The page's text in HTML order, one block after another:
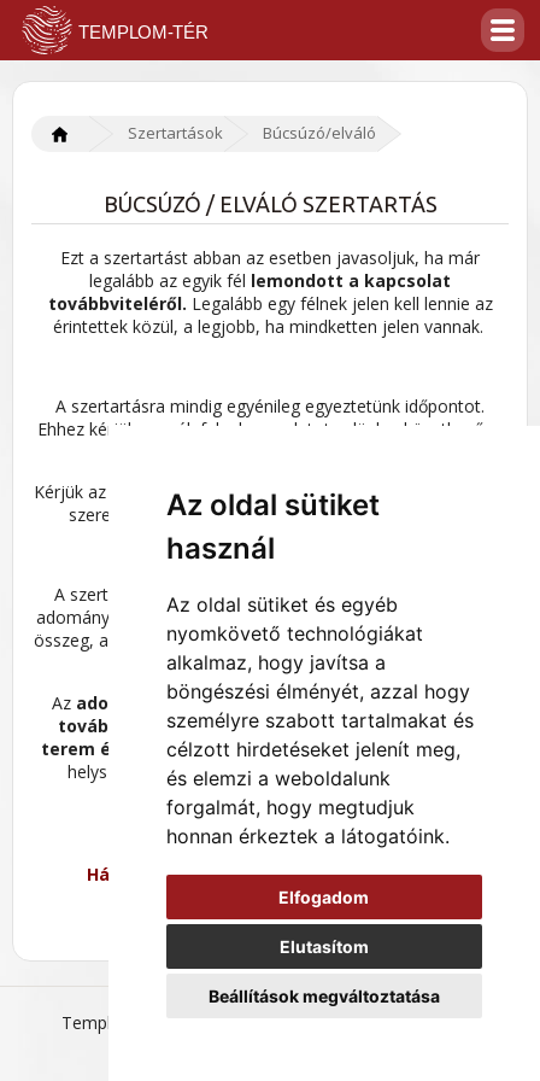
Az oldal sütiket
használ
Az oldal sütiket és egyéb
nyomkövető technológiákat
alkalmaz, hogy javítsa a
böngészési élményét, azzal hogy
személyre szabott tartalmakat és
célzott hirdetéseket jelenít meg,
és elemzi a weboldalunk
forgalmát, hogy megtudjuk
honnan érkeztek a látogatóink.
Elfogadom
Elutasítom
Beállítások megváltoztatása
Szertartások Búcsúzó/elváló
BÚCSÚZÓ / ELVÁLÓ SZERTARTÁS
Ezt a szertartást abban az esetben javasoljuk, ha már
legalább az egyik fél lemondott a kapcsolat
továbbviteléről. Legalább egy félnek jelen kell lennie az
érintettek közül, a legjobb, ha mindketten jelen vannak.
A szertartásra mindig egyénileg egyeztetünk időpontot.
Ehhez kérjük vegyék fel a kapcsolatot velünk a következő e-
Kérjük az e-mailben röviden (2-3 mondat) írják le, hogy miért
szeretnék a szertartást és kik lennének a jelenlévők.
A szertartásoknaknak fix díja nincs, de nem is ingyenes,
adomány alapúak. Esetenként van meghatározott minimális
összeg, amit a jelentkezéskor egyéni kommunikációval lehet
egyeztetni.
Az adományokatemplom működésétbiztosítják és
további fejlesztéséttámogatják, így pl. anagy zen
terem és a szállásépületekmielőbbi megépítését.
helyszínen kihelyezett adományos ládákban vagy az
irodában lehet elhelyezni/leadni.
Hálás szívvel köszönjük az adományokat!
Várjuk szeretettel és tisztelettel!
Templom-tér 2026